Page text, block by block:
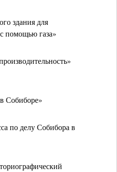
здания для
помощью газа»
Собиборе»
по делу Собибора в